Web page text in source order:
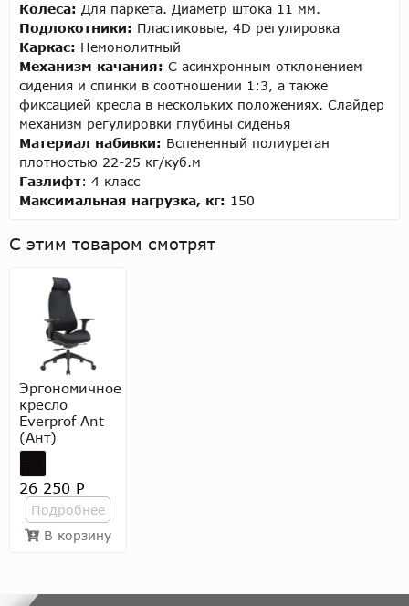
Колеса: Для паркета. Диаметр штока 11 мм.
Подлокотники: Пластиковые, 4D регулировка
Каркас: Немонолитный
Механизм качания: С асинхронным отклонением
сидения и спинки в соотношении 1:3, а также
фиксацией кресла в нескольких положениях. Слайдер
механизм регулировки глубины сиденья
Материал набивки: Вспененный полиуретан
плотностью 22-25 кг/куб.м
Газлифт: 4 класс
Максимальная нагрузка, кг: 150
С этим товаром смотрят
Эргономичное
кресло
Everprof Ant
(Ант)
26 250 Р
Подробнее
В корзину